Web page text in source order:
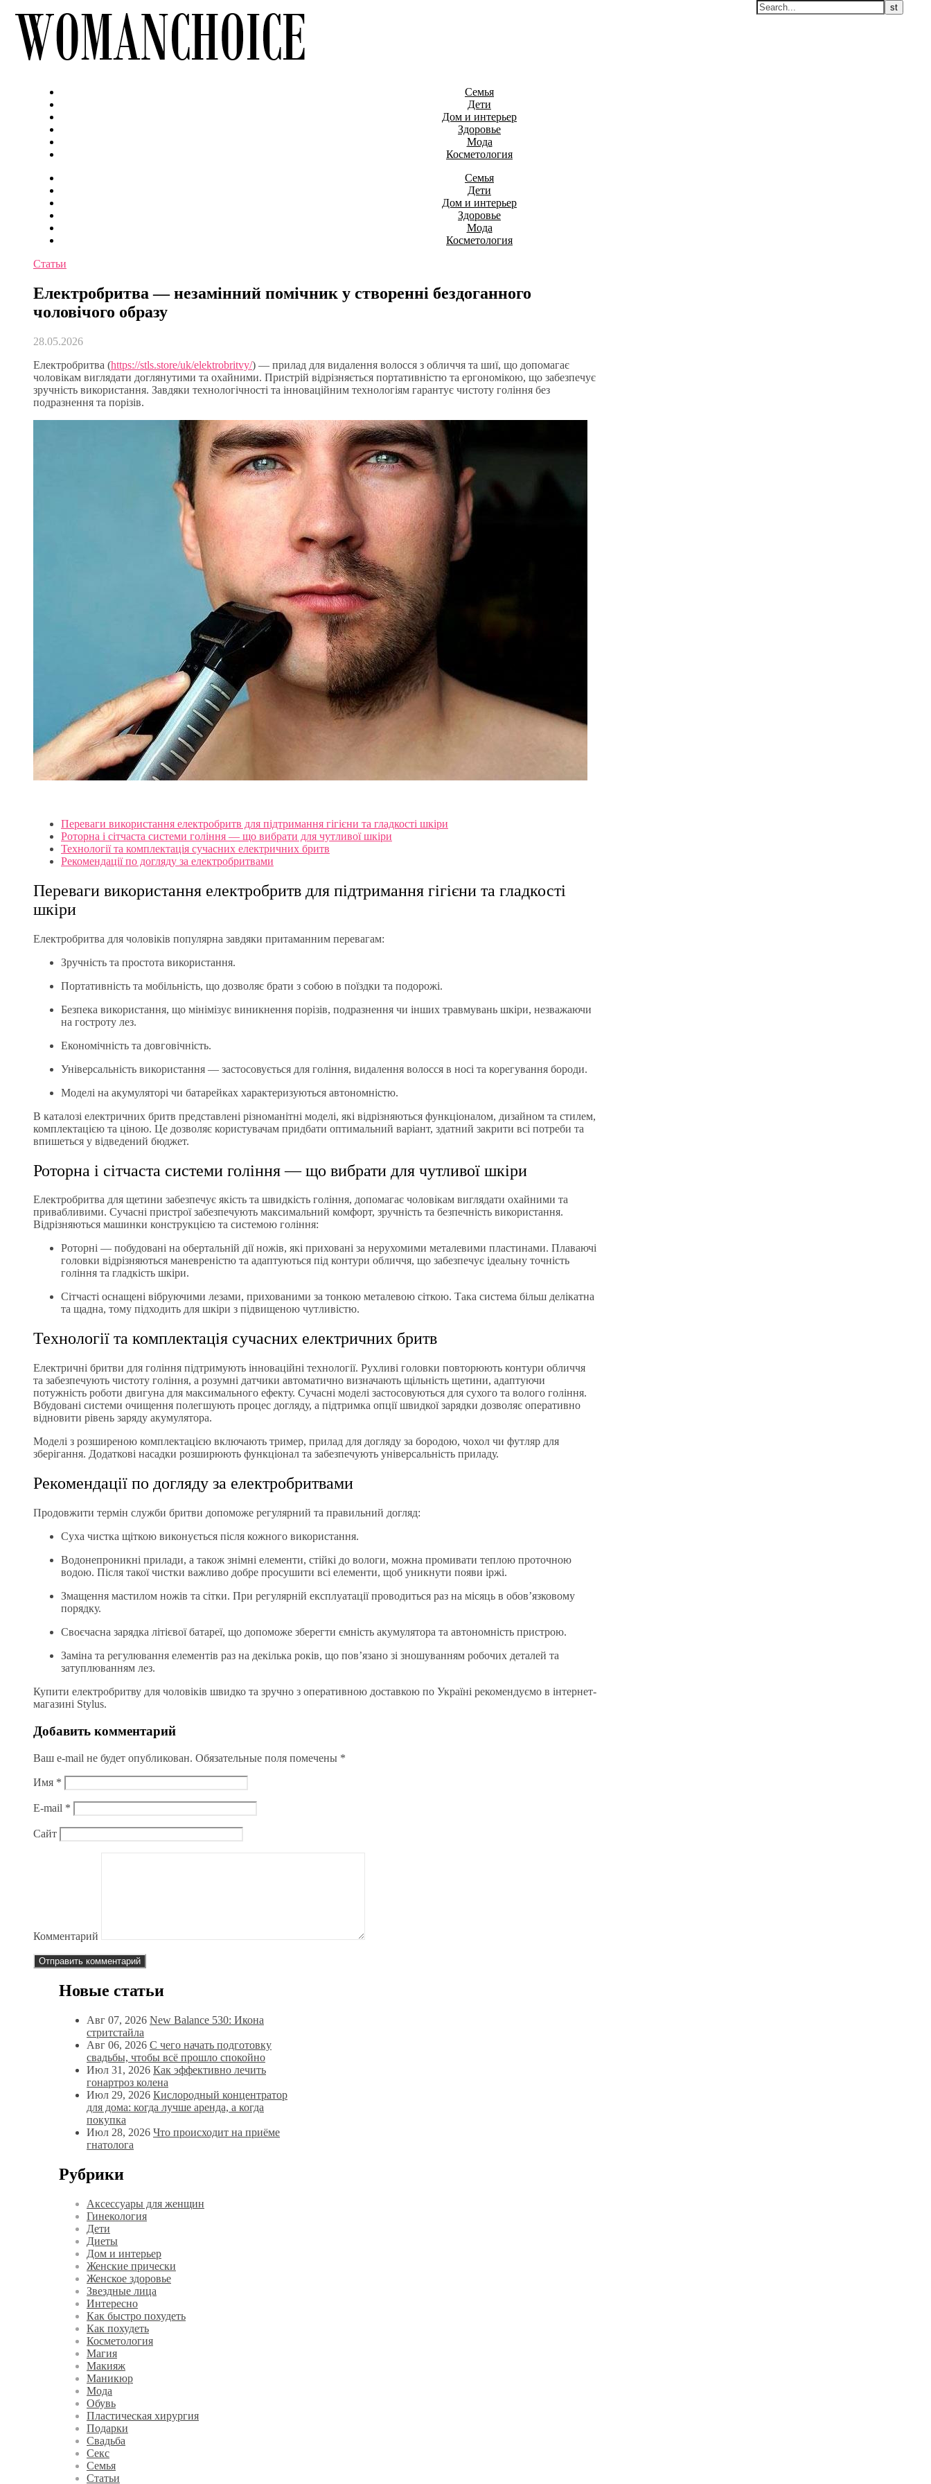
Семья
Дети
Дом и интерьер
Здоровье
Мода
Косметология
Семья
Дети
Дом и интерьер
Здоровье
Мода
Косметология
Статьи
Електробритва — незамінний помічник у створенні бездоганного
чоловічого образу
28.05.2026
Електробритва (https://stls.store/uk/elektrobritvy/) — прилад для видалення волосся з обличчя та шиї, що допомагає
чоловікам виглядати доглянутими та охайними. Пристрій відрізняється портативністю та ергономікою, що забезпечує
зручність використання. Завдяки технологічності та інноваційним технологіям гарантує чистоту гоління без
подразнення та порізів.
Переваги використання електробритв для підтримання гігієни та гладкості шкіри
Роторна і сітчаста системи гоління — що вибрати для чутливої шкіри
Технології та комплектація сучасних електричних бритв
Рекомендації по догляду за електробритвами
Переваги використання електробритв для підтримання гігієни та гладкості
шкіри
Електробритва для чоловіків популярна завдяки притаманним перевагам:
Зручність та простота використання.
Портативність та мобільність, що дозволяє брати з собою в поїздки та подорожі.
Безпека використання, що мінімізує виникнення порізів, подразнення чи інших травмувань шкіри, незважаючи
на гостроту лез.
Економічність та довговічність.
Універсальність використання — застосовується для гоління, видалення волосся в носі та корегування бороди.
Моделі на акумуляторі чи батарейках характеризуються автономністю.
В каталозі електричних бритв представлені різноманітні моделі, які відрізняються функціоналом, дизайном та стилем,
комплектацією та ціною. Це дозволяє користувачам придбати оптимальний варіант, здатний закрити всі потреби та
впишеться у відведений бюджет.
Роторна і сітчаста системи гоління — що вибрати для чутливої шкіри
Електробритва для щетини забезпечує якість та швидкість гоління, допомагає чоловікам виглядати охайними та
привабливими. Сучасні пристрої забезпечують максимальний комфорт, зручність та безпечність використання.
Відрізняються машинки конструкцією та системою гоління:
Роторні — побудовані на обертальній дії ножів, які приховані за нерухомими металевими пластинами. Плаваючі
головки відрізняються маневреністю та адаптуються під контури обличчя, що забезпечує ідеальну точність
гоління та гладкість шкіри.
Сітчасті оснащені вібруючими лезами, прихованими за тонкою металевою сіткою. Така система більш делікатна
та щадна, тому підходить для шкіри з підвищеною чутливістю.
Технології та комплектація сучасних електричних бритв
Електричні бритви для гоління підтримують інноваційні технології. Рухливі головки повторюють контури обличчя
та забезпечують чистоту гоління, а розумні датчики автоматично визначають щільність щетини, адаптуючи
потужність роботи двигуна для максимального ефекту. Сучасні моделі застосовуються для сухого та волого гоління.
Вбудовані системи очищення полегшують процес догляду, а підтримка опції швидкої зарядки дозволяє оперативно
відновити рівень заряду акумулятора.
Моделі з розширеною комплектацією включають тример, прилад для догляду за бородою, чохол чи футляр для
зберігання. Додаткові насадки розширюють функціонал та забезпечують універсальність приладу.
Рекомендації по догляду за електробритвами
Продовжити термін служби бритви допоможе регулярний та правильний догляд:
Суха чистка щіткою виконується після кожного використання.
Водонепроникні прилади, а також знімні елементи, стійкі до вологи, можна промивати теплою проточною
водою. Після такої чистки важливо добре просушити всі елементи, щоб уникнути появи іржі.
Змащення мастилом ножів та сітки. При регулярній експлуатації проводиться раз на місяць в обов’язковому
порядку.
Своєчасна зарядка літієвої батареї, що допоможе зберегти ємність акумулятора та автономність пристрою.
Заміна та регулювання елементів раз на декілька років, що пов’язано зі зношуванням робочих деталей та
затуплюванням лез.
Купити електробритву для чоловіків швидко та зручно з оперативною доставкою по Україні рекомендуємо в інтернет-
магазині Stylus.
Добавить комментарий
Ваш e-mail не будет опубликован. Обязательные поля помечены *
Имя *
E-mail *
Сайт
Комментарий
Новые статьи
Авг 07, 2026 New Balance 530: Икона
стритстайла
Авг 06, 2026 С чего начать подготовку
свадьбы, чтобы всё прошло спокойно
Июл 31, 2026 Как эффективно лечить
гонартроз колена
Июл 29, 2026 Кислородный концентратор
для дома: когда лучше аренда, а когда
покупка
Июл 28, 2026 Что происходит на приёме
гнатолога
Рубрики
Аксессуары для женщин
Гинекология
Дети
Диеты
Дом и интерьер
Женские прически
Женское здоровье
Звездные лица
Интересно
Как быстро похудеть
Как похудеть
Косметология
Магия
Макияж
Маникюр
Мода
Обувь
Пластическая хирургия
Подарки
Свадьба
Секс
Семья
Статьи